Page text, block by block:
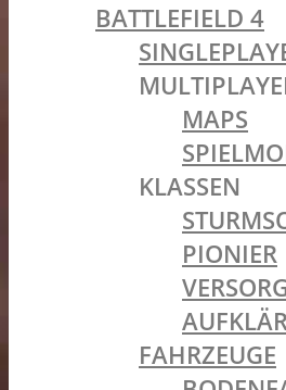
BATTLEFIELD 4
MAPS
KLASSEN
PIONIER
FAHRZEUGE